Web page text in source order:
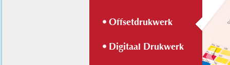
Offsetdrukwerk
Digitaal Drukwerk